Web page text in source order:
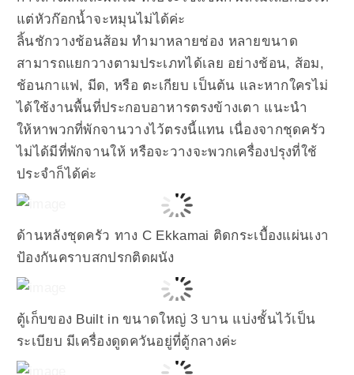
แต่หัวก๊อกน้ำจะหมุนไม่ได้ค่ะ
ลิ้นชักวางช้อนส้อม ทำมาหลายช่อง หลายขนาด
สามารถแยกวางตามประเภทได้เลย อย่างช้อน, ส้อม,
ช้อนกาแฟ, มีด, หรือ ตะเกียบ เป็นต้น และหากใครไม่
ได้ใช้งานพื้นที่ประกอบอาหารตรงข้างเตา แนะนำ
ให้หาพวกที่พักจานวางไว้ตรงนี้แทน เนื่องจากชุดครัว
ไม่ได้มีที่พักจานให้ หรือจะวางจะพวกเครื่องปรุงที่ใช้
ประจำก็ได้ค่ะ
ด้านหลังชุดครัว ทาง C Ekkamai ติดกระเบื้องแผ่นเงา
ป้องกันคราบสกปรกติดผนัง
ตู้เก็บของ Built in ขนาดใหญ่ 3 บาน แบ่งชั้นไว้เป็น
ระเบียบ มีเครื่องดูดควันอยู่ที่ตู้กลางค่ะ